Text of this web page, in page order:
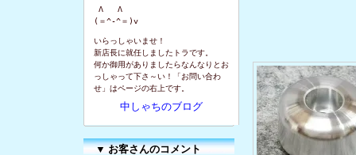
Λ   Λ
(＝^-^＝)v
いらっしゃいませ！
新店長に就任しましたトラです。
何か御用がありましたらなんなりとお
っしゃって下さ～い！「お問い合わ
せ」はページの右上です。
中しゃちのブログ
▼お客さんのコメント